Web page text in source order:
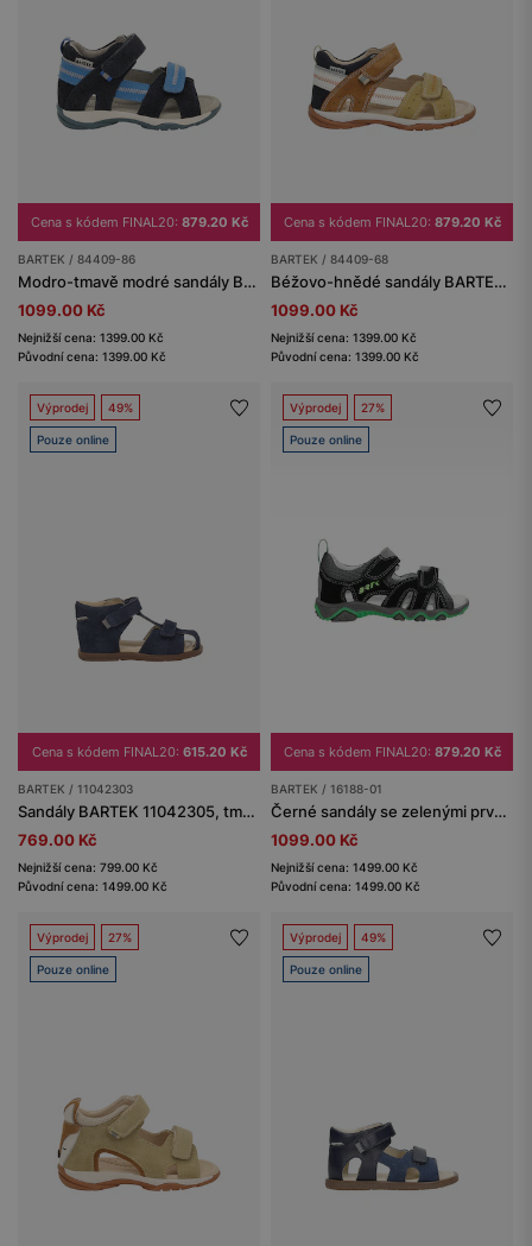
Cena s kódem FINAL20: 879.20 Kč
BARTEK / 84409-86
Modro-tmavě modré sandály BARTEK 84409-86
1099.00 Kč
Nejnižší cena: 1399.00 Kč
Původní cena: 1399.00 Kč
Cena s kódem FINAL20: 879.20 Kč
BARTEK / 84409-68
Béžovo-hnědé sandály BARTEK 84409-68
1099.00 Kč
Nejnižší cena: 1399.00 Kč
Původní cena: 1399.00 Kč
Výprodej 49%
Pouze online
Cena s kódem FINAL20: 615.20 Kč
BARTEK / 11042303
Sandály BARTEK 11042305, tmavě modré
769.00 Kč
Nejnižší cena: 799.00 Kč
Původní cena: 1499.00 Kč
Výprodej 27%
Pouze online
Cena s kódem FINAL20: 879.20 Kč
BARTEK / 16188-01
Černé sandály se zelenými prvky BARTEK 16188-01
1099.00 Kč
Nejnižší cena: 1499.00 Kč
Původní cena: 1499.00 Kč
Výprodej 27%
Pouze online
Výprodej 49%
Pouze online